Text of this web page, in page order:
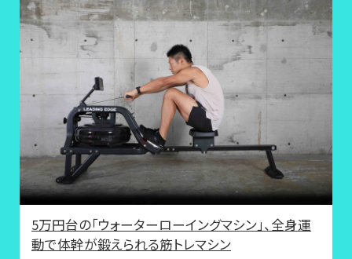
5万円台の「ウォーターローイングマシン」、全身運
動で体幹が鍛えられる筋トレマシン